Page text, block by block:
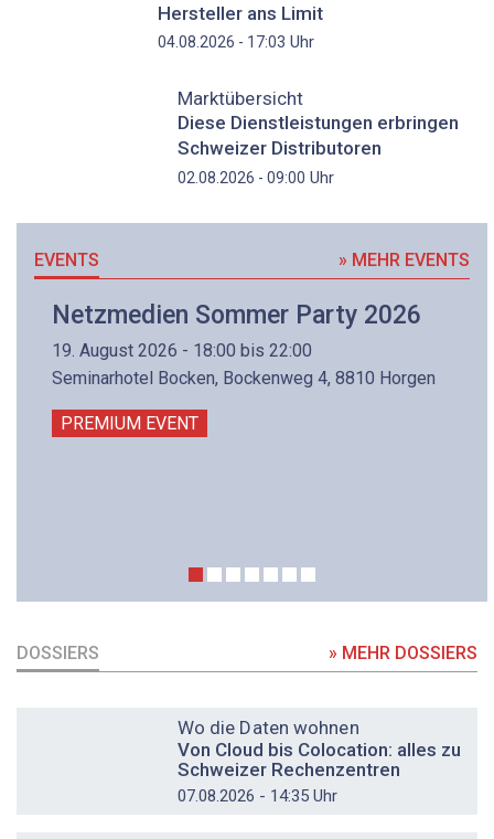
Hersteller ans Limit
04.08.2026 - 17:03 Uhr
Marktübersicht
Diese Dienstleistungen erbringen
Schweizer Distributoren
02.08.2026 - 09:00 Uhr
EVENTS » MEHR EVENTS
Netzmedien Sommer Party 2026
19. August 2026 - 18:00 bis 22:00
Seminarhotel Bocken, Bockenweg 4, 8810 Horgen
PREMIUM EVENT
DOSSIERS » MEHR DOSSIERS
Wo die Daten wohnen
Von Cloud bis Colocation: alles zu
Schweizer Rechenzentren
07.08.2026 - 14:35 Uhr